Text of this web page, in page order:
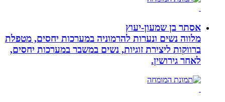
אסתר בן שמעון-יעוץ
מלווה נשים ונערות להרמוניה במערכות יחסים, מטפלת
ברווקות ליצירת זוגיות, נשים במשבר במערכות יחסים,
לאחר גירושין.